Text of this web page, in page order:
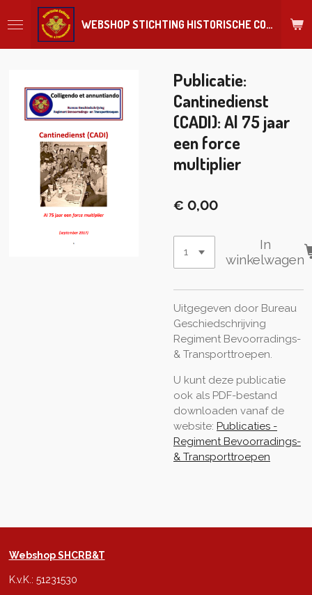
direct
WEBSHOP STICHTING HISTORISCHE COLLECTIE REGIMENT
Publicatie:
Cantinedienst
(CADI): Al 75 jaar
een force
multiplier
€ 0,00
In
winkelwagen
Uitgegeven door Bureau
Geschiedschrijving
Regiment Bevoorradings-
& Transporttroepen.
U kunt deze publicatie
ook als PDF-bestand
downloaden vanaf de
website: Publicaties -
Regiment Bevoorradings-
& Transporttroepen
Webshop SHCRB&T
K.v.K.: 51231530